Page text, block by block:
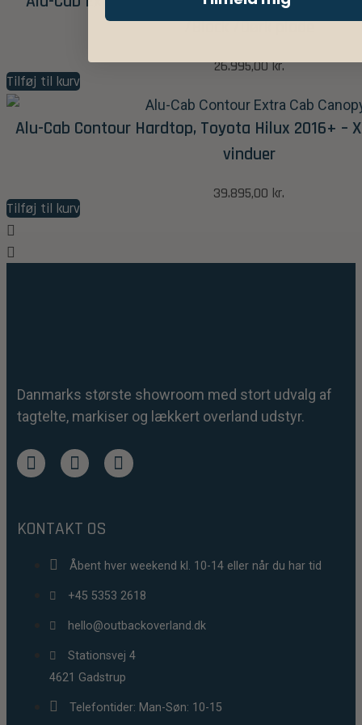
/Black /Dørk plade
26.995,00kr.
Tilføj til kurv
Alu-Cab Contour Hardtop, Toyota Hilux 2016+ –
vinduer
39.895,00 kr.
Tilføj til kurv
Danmarks største showroom med stort udvalg af
tagtelte, markiser og lækkert overland udstyr.
KONTAKT OS
Åbent hver weekend kl. 10-14 eller når du har tid
+45 5353 2618
hello@outbackoverland.dk
Stationsvej 4
4621 Gadstrup
Telefontider: Man-Søn: 10-15